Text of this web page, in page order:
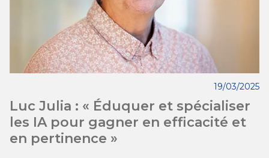
Luc Julia : « Éduquer et spécialiser
les IA pour gagner en efficacité et
en pertinence »
19/03/2025